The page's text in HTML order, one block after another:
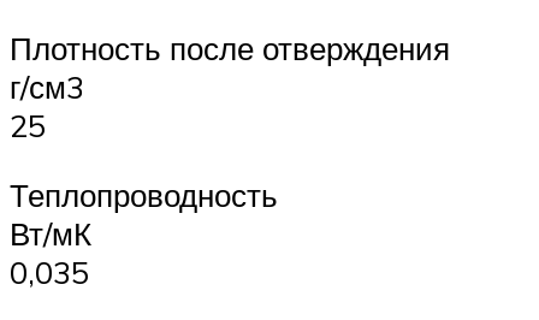
Плотность после отверждения
г/см3
25
Теплопроводность
Вт/мК
0,035